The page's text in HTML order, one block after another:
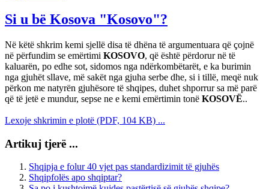
Si u bë Kosova "Kosovo"?
Në këtë shkrim kemi sjellë disa të dhëna të argumentuara që çojnë
në përfundim se emërtimi KOSOVO, që është përdorur në të
kaluarën, po edhe sot, sidomos nga ndërkombëtarët, e ka burimin
nga gjuhët sllave, më sakët nga gjuha serbe dhe, si i tillë, meqë nuk
përkon me natyrën gjuhësore të shqipes, duhet shporrur sa më parë
që të jetë e mundur, sepse ne e kemi emërtimin tonë KOSOVË..
Lexoje shkrimin e plotë (PDF, 104 KB) ...
Artikuj tjerë ...
Shqipja e folur 40 vjet pas standardizimit të gjuhës
Shqipfolës apo shqiptar?